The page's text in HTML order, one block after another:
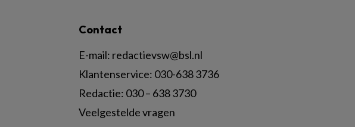
Contact
E-mail: redactievsw@bsl.nl
Klantenservice: 030-638 3736
Redactie: 030 – 638 3730
Veelgestelde vragen